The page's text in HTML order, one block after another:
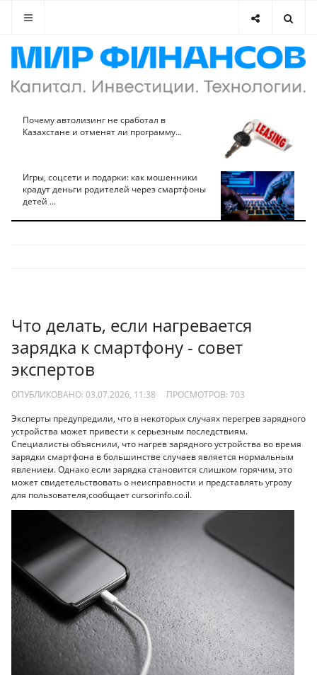
Почему автолизинг не сработал в
Казахстане и отменят ли программу...
Игры, соцсети и подарки: как мошенники
крадут деньги родителей через смартфоны
детей ...
Что делать, если нагревается
зарядка к смартфону - совет
экспертов
ОПУБЛИКОВАНО: 03.07.2026, 11:38 ПРОСМОТРОВ: 703
Эксперты предупредили, что в некоторых случаях перегрев зарядного
устройства может привести к серьезным последствиям.
Специалисты объяснили, что нагрев зарядного устройства во время
зарядки смартфона в большинстве случаев является нормальным
явлением. Однако если зарядка становится слишком горячим, это
может свидетельствовать о неисправности и представлять угрозу
для пользователя,сообщает cursorinfo.co.il.